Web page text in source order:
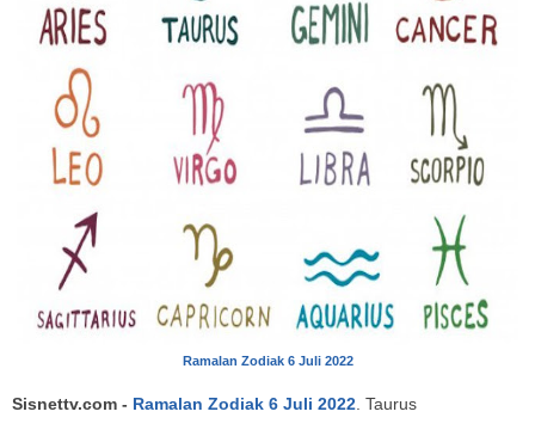
Ramalan Zodiak 6 Juli 2022
Sisnettv.com - Ramalan Zodiak 6 Juli 2022 . Taurus